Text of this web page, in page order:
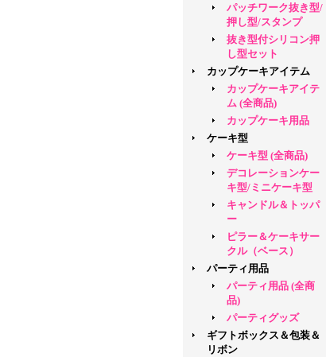
パッチワーク抜き型/
押し型/スタンプ
抜き型付シリコン押
し型セット
カップケーキアイテム
カップケーキアイテ
ム (全商品)
カップケーキ用品
ケーキ型
ケーキ型 (全商品)
デコレーションケー
キ型/ミニケーキ型
キャンドル＆トッパ
ー
ピラー＆ケーキサー
クル（ベース）
パーティ用品
パーティ用品 (全商
品)
パーティグッズ
ギフトボックス＆包装＆
リボン